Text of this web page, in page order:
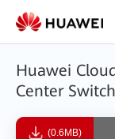
Huawei
Center
(0.6MB)